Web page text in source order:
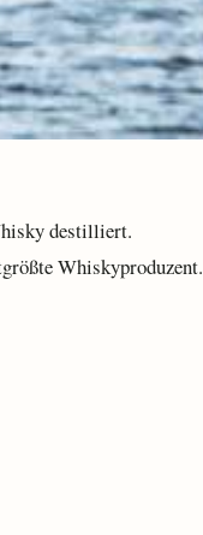
destilliert.
Whiskyproduzent.